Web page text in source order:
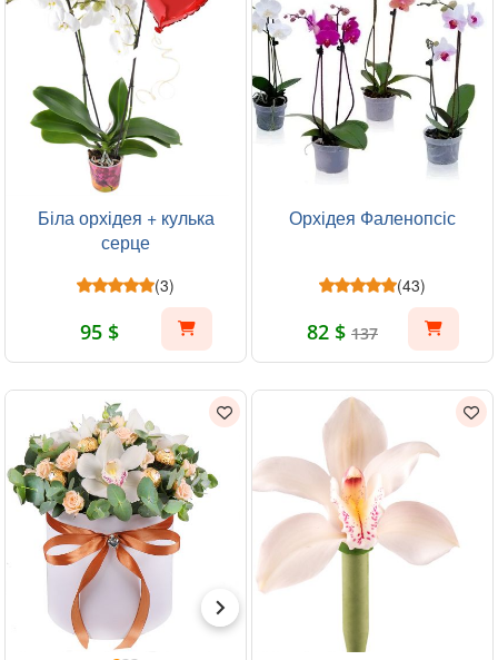
Біла орхідея + кулька
серце
(3)
95 $
Орхідея Фаленопсіс
(43)
82 $ 137